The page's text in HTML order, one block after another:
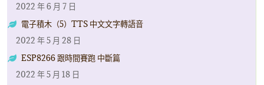
2022 年 6 月 7 日
電子積木（5）TTS 中文文字轉語音
2022 年 5 月 28 日
ESP8266 跟時間賽跑 中斷篇
2022 年 5 月 18 日